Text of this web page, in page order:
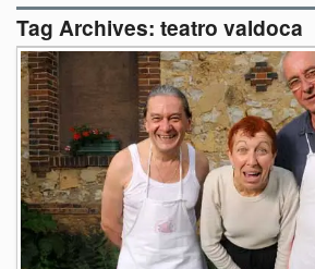
Contatti
dT in English
Tag Archives: teatro valdoca